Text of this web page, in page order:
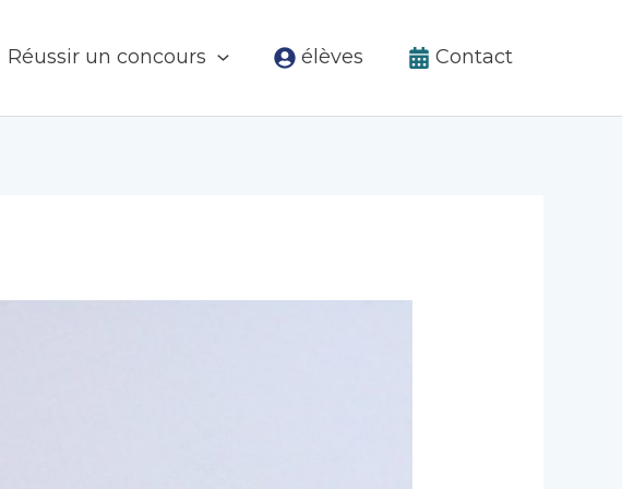
Réussir un concours élèves Contact